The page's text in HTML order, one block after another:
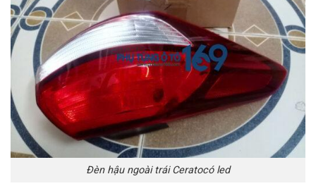
Đèn hậu ngoài trái Ceratocó led